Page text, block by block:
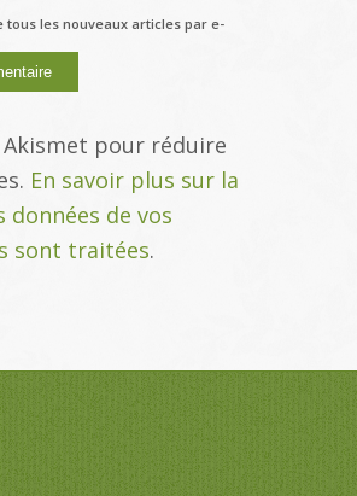
tous les nouveaux articles par e-
pour réduire
En savoir plus sur la
de vos
sont traitées.